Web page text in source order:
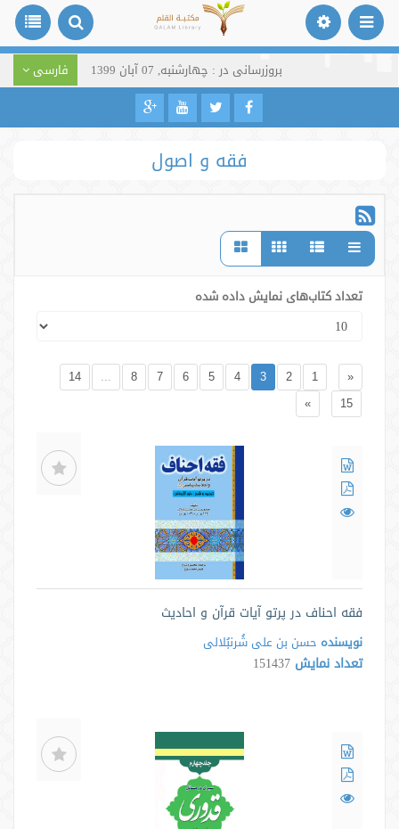
بروزرسانی در : چهارشنبه, 07 آبان 1399 فارسی
فقه و اصول
تعداد کتاب‌های نمایش داده شده
«
1
2
3
4
5
6
7
8
...
14
15
»
فقه احناف در پرتو آیات قرآن و احادیث
نویسنده حسن بن علی شُرنبُلالی
تعداد نمایش 151437